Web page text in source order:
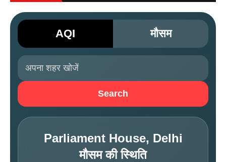
AQI मौसम
Search
Parliament House, Delhi
मौसम की स्थिति